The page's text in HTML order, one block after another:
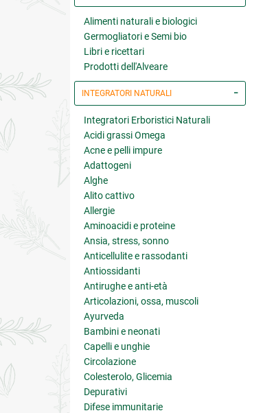
Alimenti naturali e biologici
Germogliatori e Semi bio
Libri e ricettari
Prodotti dell'Alveare
INTEGRATORI NATURALI
Integratori Erboristici Naturali
Acidi grassi Omega
Acne e pelli impure
Adattogeni
Alghe
Alito cattivo
Allergie
Aminoacidi e proteine
Ansia, stress, sonno
Anticellulite e rassodanti
Antiossidanti
Antirughe e anti-età
Articolazioni, ossa, muscoli
Ayurveda
Bambini e neonati
Capelli e unghie
Circolazione
Colesterolo, Glicemia
Depurativi
Difese immunitarie